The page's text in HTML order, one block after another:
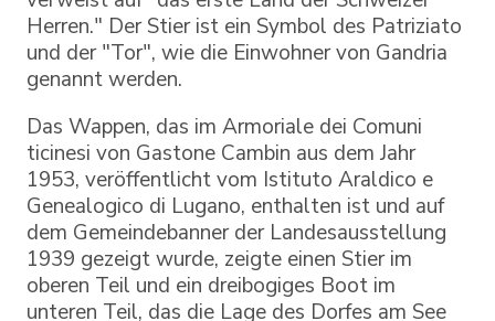
Herren." Der Stier ist ein Symbol des Patriziato
und der "Tor", wie die Einwohner von Gandria
genannt werden.
Das Wappen, das im Armoriale dei Comuni
ticinesi von Gastone Cambin aus dem Jahr
1953, veröffentlicht vom Istituto Araldico e
Genealogico di Lugano, enthalten ist und auf
dem Gemeindebanner der Landesausstellung
1939 gezeigt wurde, zeigte einen Stier im
oberen Teil und ein dreibogiges Boot im
unteren Teil, das die Lage des Dorfes am See